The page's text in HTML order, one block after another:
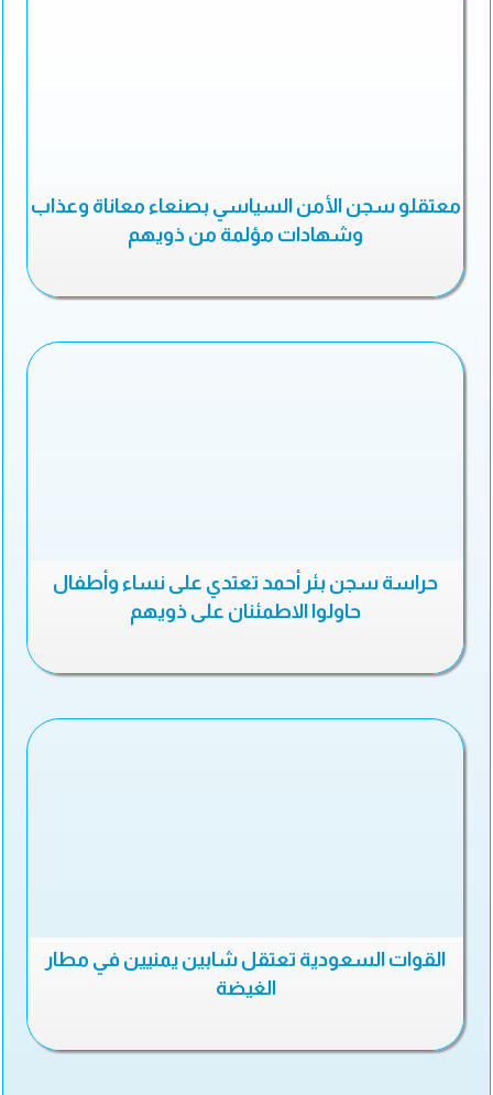
معتقلو سجن الأمن السياسي بصنعاء معاناة وعذاب
وشهادات مؤلمة من ذويهم
حراسة سجن بئر أحمد تعتدي على نساء وأطفال
حاولوا الاطمئنان على ذويهم
القوات السعودية تعتقل شابين يمنيين في مطار
الغيضة